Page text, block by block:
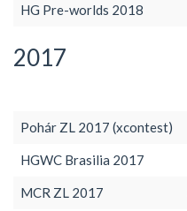
HG Pre-worlds 2018
2017
Pohár ZL 2017 (xcontest)
HGWC Brasilia 2017
MCR ZL 2017